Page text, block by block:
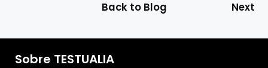
Back to Blog Next
Sobre TESTUALIA